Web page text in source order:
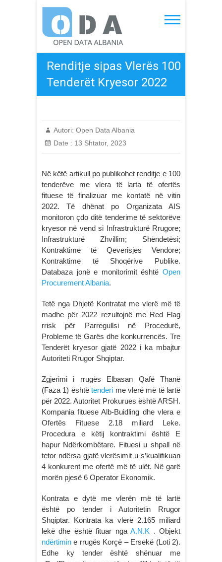
content
Open Data Albania
Renditje sipas Vlerës 100
Tenderët Kryesor 2022
Autori: Open Data Albania
Date : 13 Shtator, 2023
Në këtë artikull po publikohet renditje e 100
tenderëve me vlera të larta të ofertës
fituese të finalizuar me kontatë në vitin
2022. Të dhënat po Organizata AIS
monitoron çdo ditë tenderime të sektorëve
kryesor në vend si Infrastrukturë Rrugore;
Infrastrukturë Zhvillim; Shëndetësi;
Kontraktime të Qeverisjes Vendore;
Kontraktime të Shoqërive Publike.
Databaza jonë e monitorimit është Open
Procurement Albania.
Tetë nga Dhjetë Kontratat me vlerë më të
madhe për 2022 rezultojnë me Red Flag
rrisk për Parregullsi në Procedurë,
Probleme të Garës dhe konkurrencës. Tre
Tenderët kryesor gjatë 2022 i ka mbajtur
Autoriteti Rrugor Shqiptar.
Zgjerimi i rrugës Elbasan Qafë Thanë
(Faza 1) ështëtenderi me vlerë më të lartë
për 2022. Autoritet Prokurues është ARSH.
Kompania fituese Alb-Buidling dhe vlera e
Ofertës Fituese 2.18 miliard Leke.
Procedura e këtij kontraktimi është E
hapur Ndërkombëtare. Fituesi u shpall në
tetor ndërsa gjatë vlerësimit u s’kualifikuan
4 konkurent me ofertë më të ulët. Në garë
morën pjesë 6 Operator Ekonomik.
Kontrata e dytë me vlerën më të lartë
është po tender i Autoritetin Rrugor
Shqiptar. Kontrata ka vlerë 2.165 miliard
lekë dhe është fituar ngaA.N.K . Objekt
ndërtimin e rrugës Korçë – Ersekë (Loti 2).
Edhe ky tender është shënuar me